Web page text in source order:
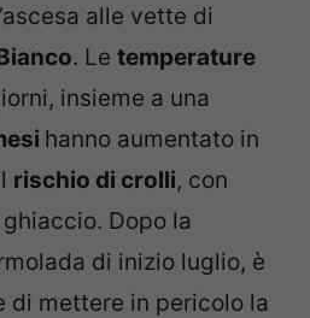
alle vette di
. Le temperature
insieme a una
hanno aumentato in
rischio di crolli, con
Dopo la
di inizio luglio, è
di mettere in pericolo la